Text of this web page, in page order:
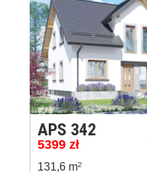
APS 342
5399 zł
131,6 m2